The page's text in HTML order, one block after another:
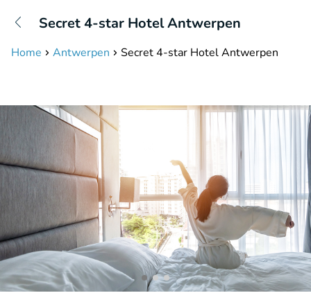
Bereikbaar tot 23:00 uur
Secret 4-star Hotel Antwerpen
Home Antwerpen Secret 4-star Hotel Antwerpen